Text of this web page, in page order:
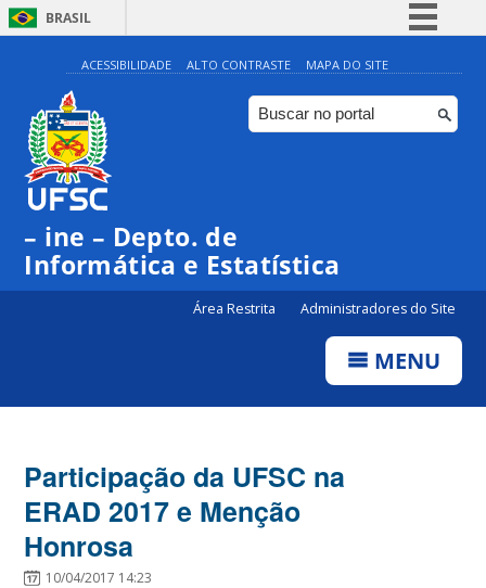
BRASIL
Simplifique!
Comunica BR
Participe
ACESSIBILIDADE ALTO CONTRASTE MAPA DO SITE
– ine – Depto. de
Informática e Estatística
Área Restrita Administradores do Site
MENU
Participação da UFSC na
ERAD 2017 e Menção
Honrosa
10/04/2017 14:23